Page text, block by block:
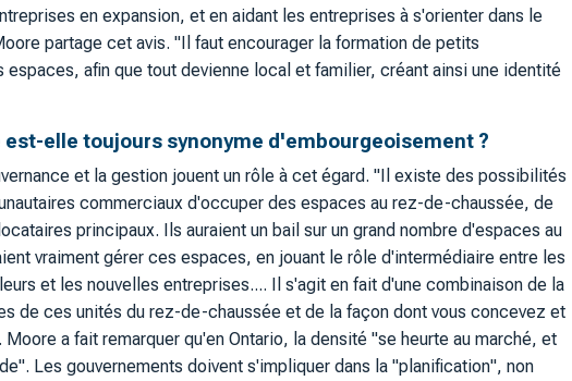
en expansion, et en aidant les entreprises à s'orienter dans le
partage cet avis. "Il faut encourager la formation de petits
espaces, afin que tout devienne local et familier, créant ainsi une identité
est-elle toujours synonyme d'embourgeoisement ?
et la gestion jouent un rôle à cet égard. "Il existe des possibilités
commerciaux d'occuper des espaces au rez-de-chaussée, de
principaux. Ils auraient un bail sur un grand nombre d'espaces au
vraiment gérer ces espaces, en jouant le rôle d'intermédiaire entre les
et les nouvelles entreprises.... Il s'agit en fait d'une combinaison de la
de ces unités du rez-de-chaussée et de la façon dont vous concevez et
a fait remarquer qu'en Ontario, la densité "se heurte au marché, et
Les gouvernements doivent s'impliquer dans la "planification", non